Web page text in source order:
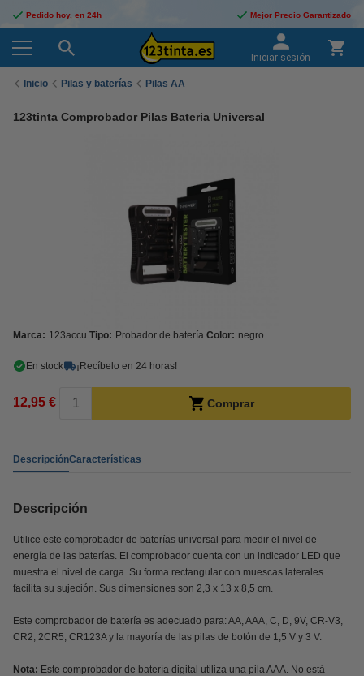
Pedido hoy, en 24h Mejor Precio Garantizado
Iniciar sesión
Inicio Pilas y baterías Pilas AA
123tinta Comprobador Pilas Bateria Universal
Marca: 123accu Tipo: Probador de batería Color: negro
En stock ¡Recíbelo en 24 horas!
12,95 € Comprar
DescripciónCaracterísticas
Descripción
Utilice este comprobador de baterías universal para medir el nivel de
energía de las baterías. El comprobador cuenta con un indicador LED que
muestra el nivel de carga. Su forma rectangular con muescas laterales
facilita su sujeción. Sus dimensiones son 2,3 x 13 x 8,5 cm.
Este comprobador de batería es adecuado para: AA, AAA, C, D, 9V, CR-V3,
CR2, 2CR5, CR123A y la mayoría de las pilas de botón de 1,5 V y 3 V.
Nota: Este comprobador de batería digital utiliza una pila AAA. No está